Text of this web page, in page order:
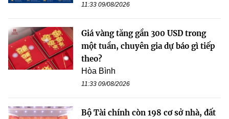
11:33 09/08/2026
Giá vàng tăng gần 300 USD trong
một tuần, chuyên gia dự báo gì tiếp
theo?
Hòa Bình
11:33 09/08/2026
Bộ Tài chính còn 198 cơ sở nhà, đất